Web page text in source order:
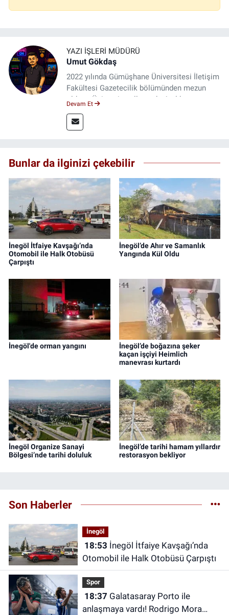
YAZI İŞLERI MÜDÜRÜ
Umut Gökdaş
2022 yılında Gümüşhane Üniversitesi İletişim
Fakültesi Gazetecilik bölümünden mezun
oldum. Üniversite yıllarımda 4 yıl boyunca
saha deneyimi kazandım. 2023 yılından beri
Genç Gazete'de okurlarımıza haber
Devam Et
Bunlar da ilginizi çekebilir
İnegöl İtfaiye Kavşağı’nda
Otomobil ile Halk Otobüsü
Çarpıştı
İnegöl’de Ahır ve Samanlık
Yangında Kül Oldu
İnegöl'de orman yangını
İnegöl’de boğazına şeker
kaçan işçiyi Heimlich
manevrası kurtardı
İnegöl Organize Sanayi
Bölgesi’nde tarihi doluluk
İnegöl’de tarihi hamam yıllardır
restorasyon bekliyor
Son Haberler
İnegöl
18:53
Otomobil ile Halk Otobüsü Çarpıştı
Spor
18:37
anlaşmaya vardı! Rodrigo Mora